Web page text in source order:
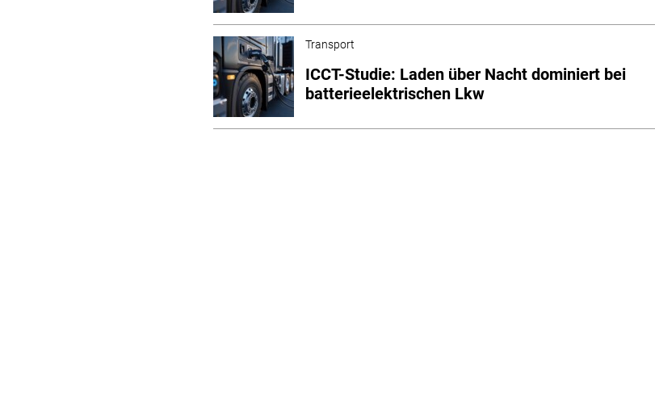
Transport
ICCT-Studie: Laden über Nacht dominiert bei
batterieelektrischen Lkw